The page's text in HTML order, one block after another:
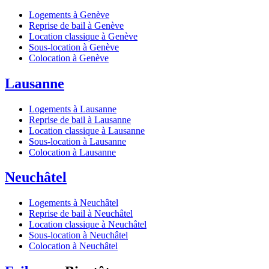
Logements à Genève
Reprise de bail à Genève
Location classique à Genève
Sous-location à Genève
Colocation à Genève
Lausanne
Logements à Lausanne
Reprise de bail à Lausanne
Location classique à Lausanne
Sous-location à Lausanne
Colocation à Lausanne
Neuchâtel
Logements à Neuchâtel
Reprise de bail à Neuchâtel
Location classique à Neuchâtel
Sous-location à Neuchâtel
Colocation à Neuchâtel